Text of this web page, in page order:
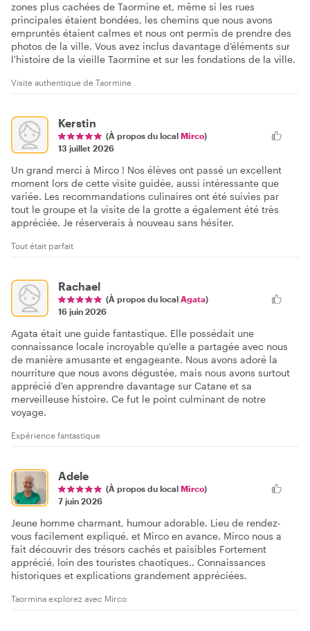
zones plus cachées de Taormine et, même si les rues
principales étaient bondées, les chemins que nous avons
empruntés étaient calmes et nous ont permis de prendre des
photos de la ville. Vous avez inclus davantage d'éléments sur
l'histoire de la vieille Taormine et sur les fondations de la ville.
Visite authentique de Taormine
Kerstin
(À propos du local Mirco)
13 juillet 2026
Un grand merci à Mirco ! Nos élèves ont passé un excellent
moment lors de cette visite guidée, aussi intéressante que
variée. Les recommandations culinaires ont été suivies par
tout le groupe et la visite de la grotte a également été très
appréciée. Je réserverais à nouveau sans hésiter.
Tout était parfait
Rachael
(À propos du local Agata)
16 juin 2026
Agata était une guide fantastique. Elle possédait une
connaissance locale incroyable qu'elle a partagée avec nous
de manière amusante et engageante. Nous avons adoré la
nourriture que nous avons dégustée, mais nous avons surtout
apprécié d'en apprendre davantage sur Catane et sa
merveilleuse histoire. Ce fut le point culminant de notre
voyage.
Expérience fantastique
Adele
(À propos du local Mirco)
7 juin 2026
Jeune homme charmant, humour adorable. Lieu de rendez-
vous facilement expliqué, et Mirco en avance. Mirco nous a
fait découvrir des trésors cachés et paisibles Fortement
apprécié, loin des touristes chaotiques.. Connaissances
historiques et explications grandement appréciées.
Taormina explorez avec Mirco